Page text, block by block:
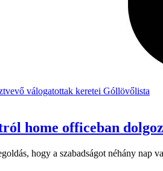
válogatottak keretei Góllövőlista
home officeban
hogy a szabadságot néhány nap